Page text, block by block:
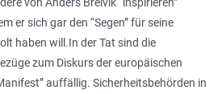
er sich gar den “Segen” für seine
haben will.In der Tat sind die
zum Diskurs der europäischen
auffällig. Sicherheitsbehörden in